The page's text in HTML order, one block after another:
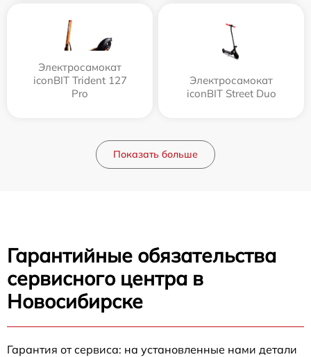
Электросамокат
iconBIT Trident 127
Pro
Электросамокат
iconBIT Street Duo
Показать больше
Гарантийные обязательства
сервисного центра в
Новосибирске
Гарантия от сервиса: на установленные нами детали